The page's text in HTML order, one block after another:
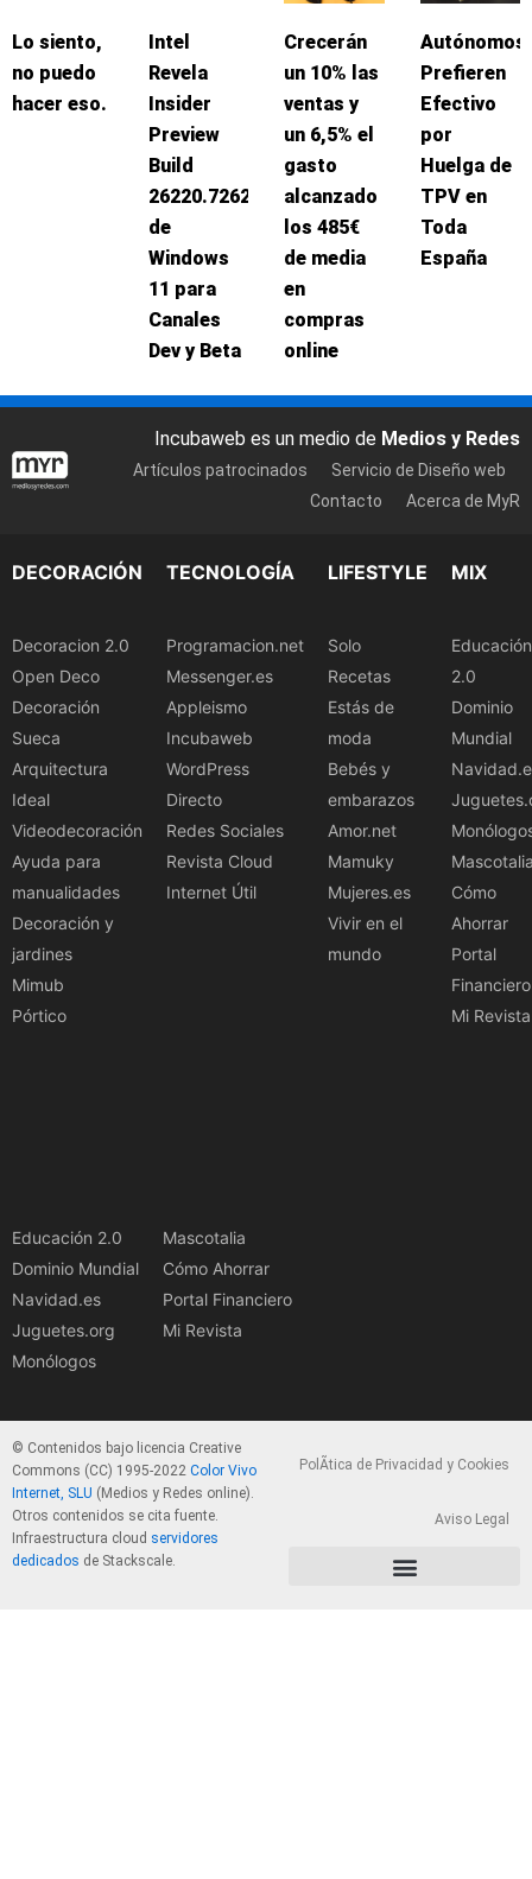
Lo siento,
no puedo
hacer eso.
Intel
Revela
Insider
Preview
Build
26220.7262
de
Windows
11 para
Canales
Dev y Beta
Crecerán
un 10% las
ventas y
un 6,5% el
gasto
alcanzado
los 485€
de media
en
compras
online
Autónomos
Prefieren
Efectivo
por
Huelga de
TPV en
Toda
España
Incubaweb es un medio de Medios y Redes
Artículos patrocinados
Servicio de Diseño web
Contacto
Acerca de MyR
DECORACIÓN
Decoracion 2.0
Open Deco
Decoración
Sueca
Arquitectura
Ideal
Videodecoración
Ayuda para
manualidades
Decoración y
jardines
Mimub
Pórtico
TECNOLOGÍA
Programacion.net
Messenger.es
Appleismo
Incubaweb
WordPress
Directo
Redes Sociales
Revista Cloud
Internet Útil
LIFESTYLE
Solo
Recetas
Estás de
moda
Bebés y
embarazos
Amor.net
Mamuky
Mujeres.es
Vivir en el
mundo
MIX
Educación
2.0
Dominio
Mundial
Cómo
Ahorrar
Portal
Financiero
Mi Revista
Educación 2.0
Dominio Mundial
Navidad.es
Juguetes.org
Monólogos
Mascotalia
Cómo Ahorrar
Portal Financiero
Mi Revista
© Contenidos bajo licencia Creative
Commons (CC) 1995-2022 Color Vivo
Internet, SLU (Medios y Redes online).
Otros contenidos se cita fuente.
Infraestructura cloud servidores
dedicados de Stackscale.
PolÃ­tica de Privacidad y Cookies
Aviso Legal